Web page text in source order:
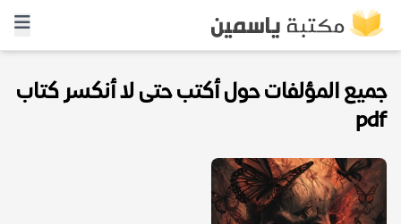
جميع المؤلفات حول أكتب حتى لا أنكسر كتاب
pdf